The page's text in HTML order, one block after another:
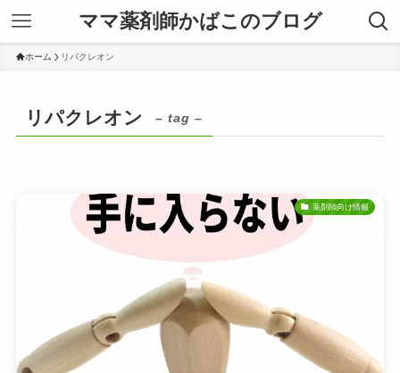
ママ薬剤師かばこのブログ
ホーム リパクレオン
リパクレオン – tag –
薬剤師向け情報